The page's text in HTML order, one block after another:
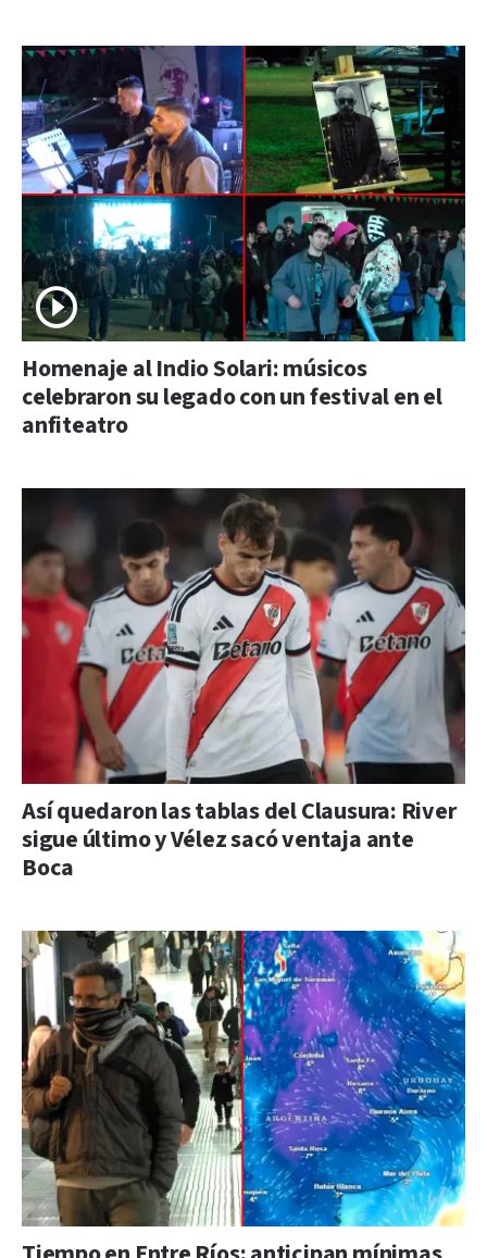
Homenaje al Indio Solari: músicos
celebraron su legado con un festival en el
anfiteatro
Así quedaron las tablas del Clausura: River
sigue último y Vélez sacó ventaja ante
Boca